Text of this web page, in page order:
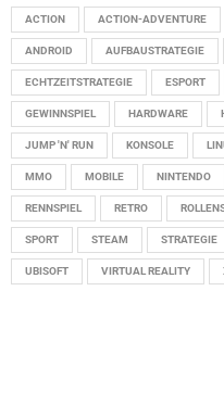
ACTION ACTION-ADVENTURE
ANDROID AUFBAUSTRATEGIE
ECHTZEITSTRATEGIE ESPORT
GEWINNSPIEL HARDWARE
JUMP 'N' RUN KONSOLE
MMO MOBILE NINTENDO
RENNSPIEL RETRO
SPORT STEAM STRATEGIE
UBISOFT VIRTUAL REALITY